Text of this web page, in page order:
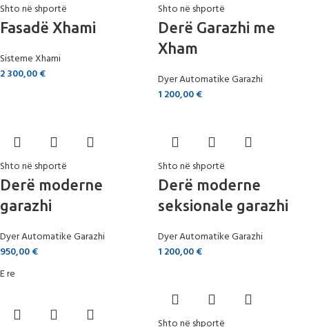
Shto në shportë
Fasadë Xhami
Sisteme Xhami
2 300,00€
Shto në shportë
Derë Garazhi me
Xham
Dyer Automatike Garazhi
1 200,00€
Shto në shportë
Derë moderne
garazhi
Dyer Automatike Garazhi
950,00€
Shto në shportë
Derë moderne
seksionale garazhi
Dyer Automatike Garazhi
1 200,00€
E re
Shto në shportë